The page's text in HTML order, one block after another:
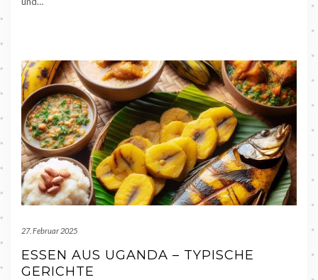
27. Februar 2025
ESSEN AUS UGANDA – TYPISCHE
GERICHTE